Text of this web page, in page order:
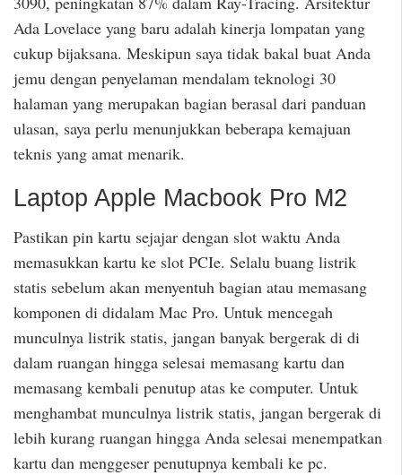
Ada Lovelace yang baru adalah kinerja lompatan yang
cukup bijaksana. Meskipun saya tidak bakal buat Anda
jemu dengan penyelaman mendalam teknologi 30
halaman yang merupakan bagian berasal dari panduan
ulasan, saya perlu menunjukkan beberapa kemajuan
teknis yang amat menarik.
Laptop Apple Macbook Pro M2
Pastikan pin kartu sejajar dengan slot waktu Anda
memasukkan kartu ke slot PCIe. Selalu buang listrik
statis sebelum akan menyentuh bagian atau memasang
komponen di didalam Mac Pro. Untuk mencegah
munculnya listrik statis, jangan banyak bergerak di di
dalam ruangan hingga selesai memasang kartu dan
memasang kembali penutup atas ke computer. Untuk
menghambat munculnya listrik statis, jangan bergerak di
lebih kurang ruangan hingga Anda selesai menempatkan
kartu dan menggeser penutupnya kembali ke pc.